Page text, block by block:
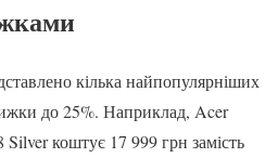
кілька найпопулярніших
до 25%. Наприклад, Acer
коштує 17 999 грн замість